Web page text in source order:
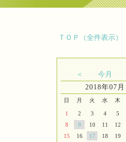
ＴＯＰ（全件表示）
＜ 今月
2018年07月
日 月 火 水 木
1 2 3 4 5
8
9 10 11 12
15
16 17 18 19